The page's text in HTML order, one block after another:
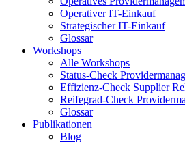
Operativer IT-Einkauf
Strategischer IT-Einkauf
Glossar
Workshops
Alle Workshops
Status-Check
Effizienz-Check Supplier
Reifegrad-Check
Glossar
Publikationen
Blog